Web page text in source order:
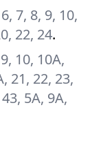
7, 8, 9, 10,
22, 24.
10, 10А,
21, 22, 23,
5А, 9А,